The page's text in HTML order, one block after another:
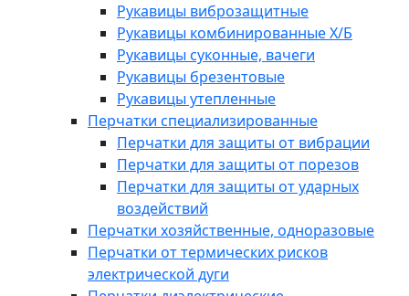
Рукавицы виброзащитные
Рукавицы комбинированные Х/Б
Рукавицы суконные, вачеги
Рукавицы брезентовые
Рукавицы утепленные
Перчатки специализированные
Перчатки для защиты от вибрации
Перчатки для защиты от порезов
Перчатки для защиты от ударных
воздействий
Перчатки хозяйственные, одноразовые
Перчатки от термических рисков
электрической дуги